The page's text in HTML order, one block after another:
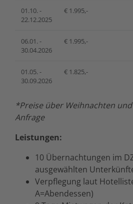
01.10. -
22.12.2025
€ 1.995,-
06.01. -
30.04.2026
€ 1.995,-
01.05. -
30.09.2026
€ 1.825,-
*Preise über Weihnachten
Anfrage
Leistungen:
10 Übernachtungen im
ausgewählten
Verpflegung laut
A=Abendessen)